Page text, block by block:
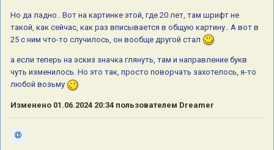
Но да ладно.. Вот на картинке этой, где 20 лет, там шрифт не
такой, как сейчас, как раз вписывается в общую картину.. А вот в
25 с ним что-то случилось, он вообще другой стал
а если теперь на эскиз значка глянуть, там и направление букв
чуть изменилось. Но это так, просто поворчать захотелось, я-то
любой возьму
Изменено 01.06.2024 20:34 пользователем Dreamer